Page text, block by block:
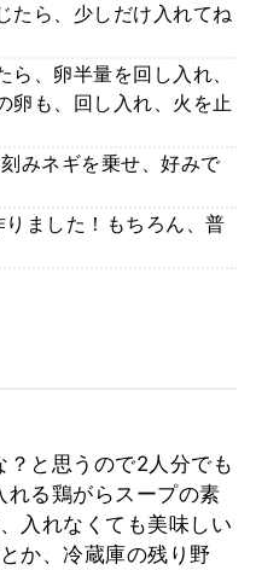
たら、少しだけ入れてね
、卵半量を回し入れ、
卵も、回し入れ、火を止
みネギを乗せ、好みで
ました！もちろん、普
と思うので2人分でも
る鶏がらスープの素
入れなくても美味しい
か、冷蔵庫の残り野